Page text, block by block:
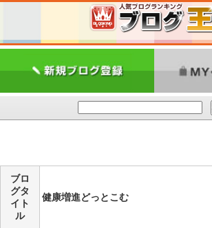
ブロ
グタ
イト
ル
健康増進どっとこむ